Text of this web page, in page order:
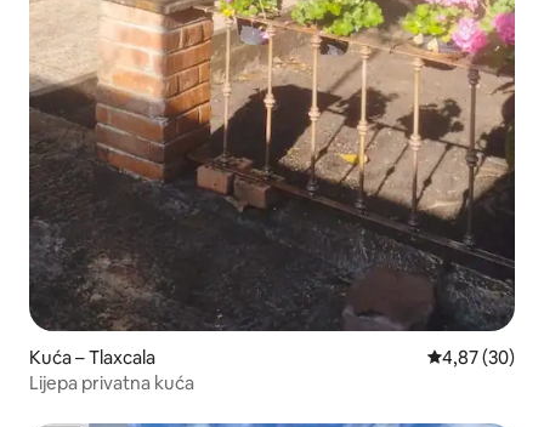
Kuća – Tlaxcala Prosječna
4,87 (30)
Lijepa privatna kuća